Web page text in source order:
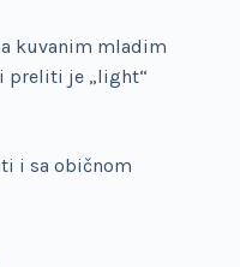
kuvanim mladim
preliti je „light“
i sa običnom